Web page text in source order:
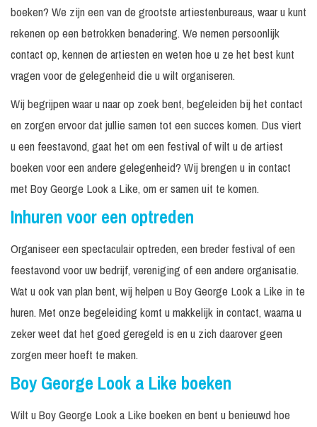
boeken? We zijn een van de grootste artiestenbureaus, waar u kunt
rekenen op een betrokken benadering. We nemen persoonlijk
contact op, kennen de artiesten en weten hoe u ze het best kunt
vragen voor de gelegenheid die u wilt organiseren.
Wij begrijpen waar u naar op zoek bent, begeleiden bij het contact
en zorgen ervoor dat jullie samen tot een succes komen. Dus viert
u een feestavond, gaat het om een festival of wilt u de artiest
boeken voor een andere gelegenheid? Wij brengen u in contact
met Boy George Look a Like, om er samen uit te komen.
Inhuren voor een optreden
Organiseer een spectaculair optreden, een breder festival of een
feestavond voor uw bedrijf, vereniging of een andere organisatie.
Wat u ook van plan bent, wij helpen u Boy George Look a Like in te
huren. Met onze begeleiding komt u makkelijk in contact, waarna u
zeker weet dat het goed geregeld is en u zich daarover geen
zorgen meer hoeft te maken.
Boy George Look a Like boeken
Wilt u Boy George Look a Like boeken en bent u benieuwd hoe